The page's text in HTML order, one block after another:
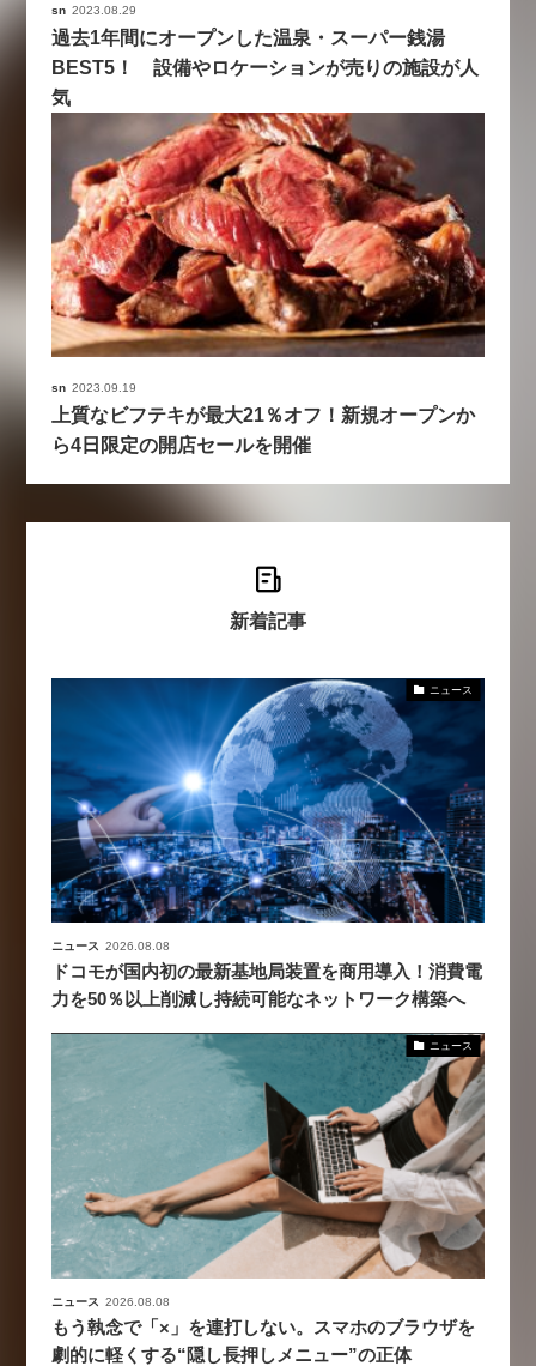
sn 2023.08.29
過去1年間にオープンした温泉・スーパー銭湯
BEST5！ 設備やロケーションが売りの施設が人
気
sn 2023.09.19
上質なビフテキが最大21％オフ！新規オープンか
ら4日限定の開店セールを開催
新着記事
ニュース
ニュース 2026.08.08
ドコモが国内初の最新基地局装置を商用導入！消費電
力を50％以上削減し持続可能なネットワーク構築へ
ニュース
ニュース 2026.08.08
もう執念で「×」を連打しない。スマホのブラウザを
劇的に軽くする“隠し長押しメニュー”の正体